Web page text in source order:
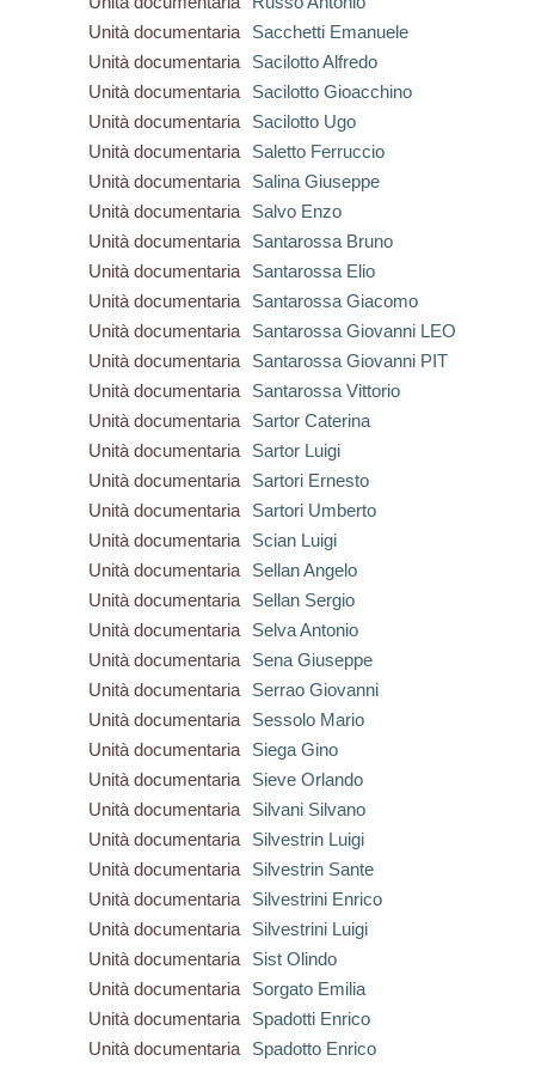
Unità documentaria
Sacchetti Emanuele
Unità documentaria
Sacilotto Alfredo
Unità documentaria
Sacilotto Gioacchino
Unità documentaria
Sacilotto Ugo
Unità documentaria
Saletto Ferruccio
Unità documentaria
Salina Giuseppe
Unità documentaria
Salvo Enzo
Unità documentaria
Santarossa Bruno
Unità documentaria
Santarossa Elio
Unità documentaria
Santarossa Giacomo
Unità documentaria
Santarossa Giovanni LEO
Unità documentaria
Santarossa Giovanni PIT
Unità documentaria
Santarossa Vittorio
Unità documentaria
Sartor Caterina
Unità documentaria
Sartor Luigi
Unità documentaria
Sartori Ernesto
Unità documentaria
Sartori Umberto
Unità documentaria
Scian Luigi
Unità documentaria
Sellan Angelo
Unità documentaria
Sellan Sergio
Unità documentaria
Selva Antonio
Unità documentaria
Sena Giuseppe
Unità documentaria
Serrao Giovanni
Unità documentaria
Sessolo Mario
Unità documentaria
Siega Gino
Unità documentaria
Sieve Orlando
Unità documentaria
Silvani Silvano
Unità documentaria
Silvestrin Luigi
Unità documentaria
Silvestrin Sante
Unità documentaria
Silvestrini Enrico
Unità documentaria
Silvestrini Luigi
Unità documentaria
Sist Olindo
Unità documentaria
Sorgato Emilia
Unità documentaria
Spadotti Enrico
Unità documentaria
Spadotto Enrico